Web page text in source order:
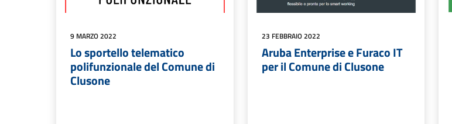
9 MARZO 2022
Lo sportello telematico
polifunzionale del Comune di
Clusone
23 FEBBRAIO 2022
Aruba Enterprise e Furaco IT
per il Comune di Clusone